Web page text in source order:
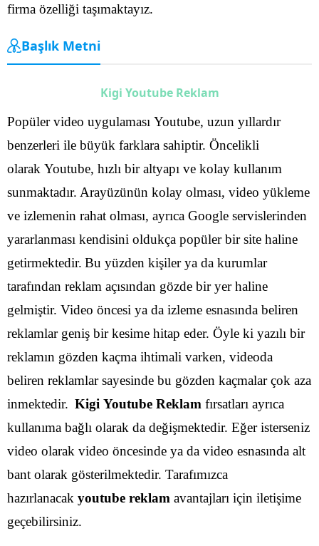
firma özelliği taşımaktayız.
Başlık Metni
Kigi Youtube Reklam
Popüler video uygulaması Youtube, uzun yıllardır
benzerleri ile büyük farklara sahiptir. Öncelikli
olarak Youtube, hızlı bir altyapı ve kolay kullanım
sunmaktadır. Arayüzünün kolay olması, video yükleme
ve izlemenin rahat olması, ayrıca Google servislerinden
yararlanması kendisini oldukça popüler bir site haline
getirmektedir. Bu yüzden kişiler ya da kurumlar
tarafından reklam açısından gözde bir yer haline
gelmiştir. Video öncesi ya da izleme esnasında beliren
reklamlar geniş bir kesime hitap eder. Öyle ki yazılı bir
reklamın gözden kaçma ihtimali varken, videoda
beliren reklamlar sayesinde bu gözden kaçmalar çok aza
inmektedir. Kigi Youtube Reklam fırsatları ayrıca
kullanıma bağlı olarak da değişmektedir. Eğer isterseniz
video olarak video öncesinde ya da video esnasında alt
bant olarak gösterilmektedir. Tarafımızca
hazırlanacak youtube reklam avantajları için iletişime
geçebilirsiniz.